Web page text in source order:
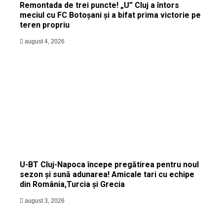
Remontada de trei puncte! „U” Cluj a întors
meciul cu FC Botoșani și a bifat prima victorie pe
teren propriu
august 4, 2026
U-BT Cluj-Napoca începe pregătirea pentru noul
sezon și sună adunarea! Amicale tari cu echipe
din România,Turcia și Grecia
august 3, 2026